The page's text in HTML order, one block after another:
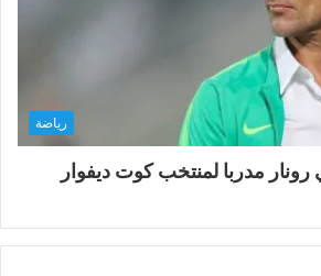
رياضة
مدربا لمنتخب كوت ديفوار